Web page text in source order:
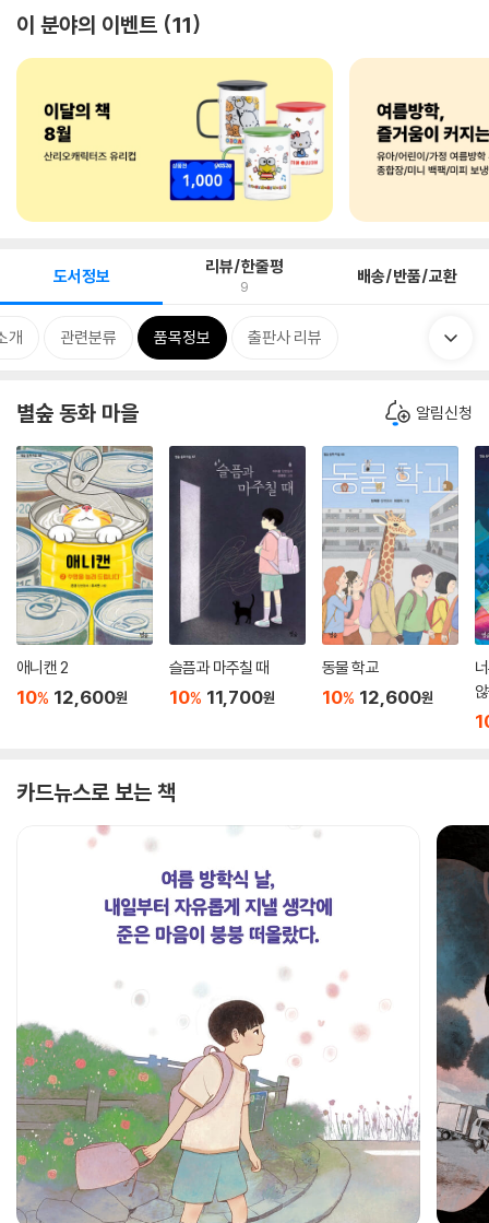
이 분야의 이벤트 11
도서정보 리뷰/한줄평
9 배송/반품/교환
개 관련분류 품목정보 출판사 리뷰
별숲 동화 마을 알림신청
애니캔 2
10% 12,600원
슬픔과 마주칠 때
10% 11,700원
동물 학교
10% 12,600원
카드뉴스로 보는 책